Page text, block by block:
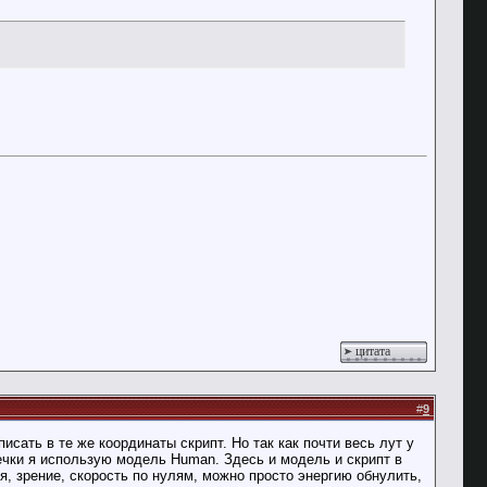
цитата
#9
в те же координаты скрипт. Но так как почти весь лут у
я использую модель Human. Здесь и модель и скрипт в
скорость по нулям, можно просто энергию обнулить,